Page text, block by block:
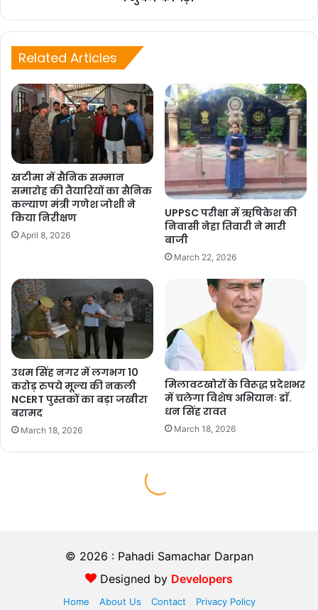
© 2026 : Pahadi Samachar Darpan
Designed by Developers
Home About Us Contact Privacy Policy